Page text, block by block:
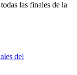
las finales de la